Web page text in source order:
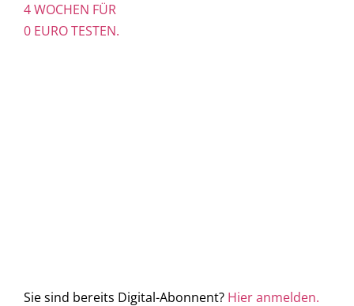
4 WOCHEN FÜR
0 EURO TESTEN.
Sie sind bereits Digital-Abonnent? Hier anmelden.